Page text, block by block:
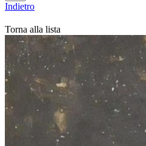
Indietro
Torna alla lista